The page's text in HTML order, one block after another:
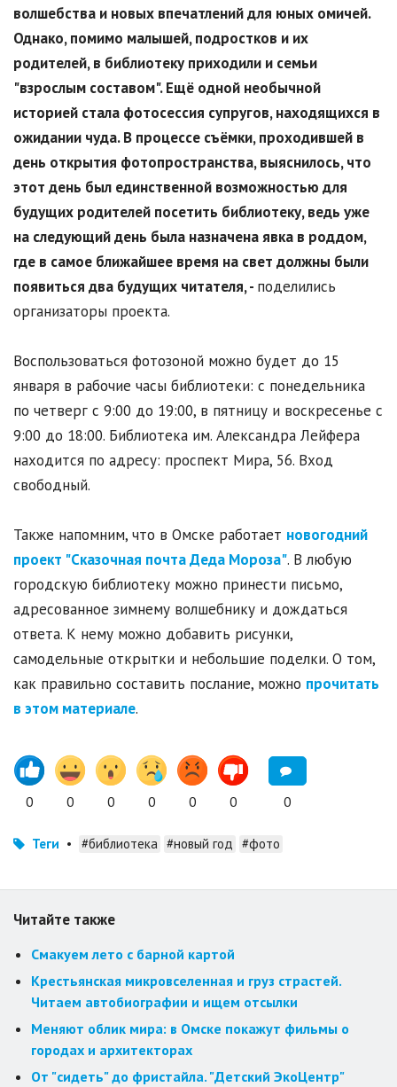
волшебства и новых впечатлений для юных омичей.
Однако, помимо малышей, подростков и их
родителей, в библиотеку приходили и семьи
"взрослым составом". Ещё одной необычной
историей стала фотосессия супругов, находящихся в
ожидании чуда. В процессе съёмки, проходившей в
день открытия фотопространства, выяснилось, что
этот день был единственной возможностью для
будущих родителей посетить библиотеку, ведь уже
на следующий день была назначена явка в роддом,
где в самое ближайшее время на свет должны были
появиться два будущих читателя, - поделились
организаторы проекта.
Воспользоваться фотозоной можно будет до 15
января в рабочие часы библиотеки: с понедельника
по четверг с 9:00 до 19:00, в пятницу и воскресенье с
9:00 до 18:00. Библиотека им. Александра Лейфера
находится по адресу: проспект Мира, 56. Вход
свободный.
Также напомним, что в Омске работает новогодний
проект "Сказочная почта Деда Мороза". В любую
городскую библиотеку можно принести письмо,
адресованное зимнему волшебнику и дождаться
ответа. К нему можно добавить рисунки,
самодельные открытки и небольшие поделки. О том,
как правильно составить послание, можно прочитать
в этом материале.
0 0 0 0 0 0 0
Теги • #библиотека #новый год #фото
Читайте также
Смакуем лето с барной картой
Крестьянская микровселенная и груз страстей.
Читаем автобиографии и ищем отсылки
Меняют облик мира: в Омске покажут фильмы о
городах и архитекторах
От "сидеть" до фристайла. "Детский ЭкоЦентр"